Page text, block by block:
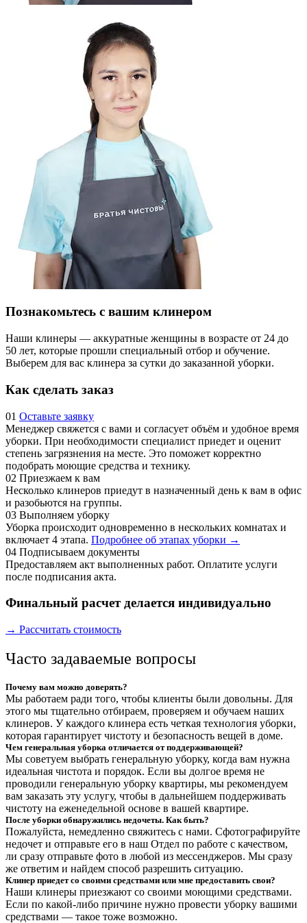
Познакомьтесь с вашим клинером
Наши клинеры — аккуратные женщины в возрасте от 24 до
50 лет, которые прошли специальный отбор и обучение.
Выберем для вас клинера за сутки до заказанной уборки.
Как сделать заказ
01 Оставьте заявку
Менеджер свяжется с вами и согласует объём и удобное время
уборки. При необходимости специалист приедет и оценит
степень загрязнения на месте. Это поможет корректно
подобрать моющие средства и технику.
02 Приезжаем к вам
Несколько клинеров приедут в назначенный день к вам в офис
и разобьются на группы.
03 Выполняем уборку
Уборка происходит одновременно в нескольких комнатах и
включает 4 этапа. Подробнее об этапах уборки →
04 Подписываем документы
Предоставляем акт выполненных работ. Оплатите услуги
после подписания акта.
Финальный расчет делается индивидуально
→ Рассчитать стоимость
Часто задаваемые вопросы
Почему вам можно доверять?
Мы работаем ради того, чтобы клиенты были довольны. Для
этого мы тщательно отбираем, проверяем и обучаем наших
клинеров. У каждого клинера есть четкая технология уборки,
которая гарантирует чистоту и безопасность вещей в доме.
Чем генеральная уборка отличается от поддерживающей?
Мы советуем выбрать генеральную уборку, когда вам нужна
идеальная чистота и порядок. Если вы долгое время не
проводили генеральную уборку квартиры, мы рекомендуем
вам заказать эту услугу, чтобы в дальнейшем поддерживать
чистоту на еженедельной основе в вашей квартире.
После уборки обнаружились недочеты. Как быть?
Пожалуйста, немедленно свяжитесь с нами. Сфотографируйте
недочет и отправьте его в наш Отдел по работе с качеством,
ли сразу отправьте фото в любой из мессенджеров. Мы сразу
же ответим и найдем способ разрешить ситуацию.
Клинер приедет со своими средствами или мне предоставить свои?
Наши клинеры приезжают со своими моющими средствами.
Если по какой-либо причине нужно провести уборку вашими
средствами — такое тоже возможно.